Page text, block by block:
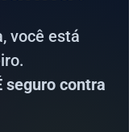
você está
seguro contra